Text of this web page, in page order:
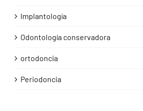
Implantología
Odontología conservadora
ortodoncia
Periodoncia